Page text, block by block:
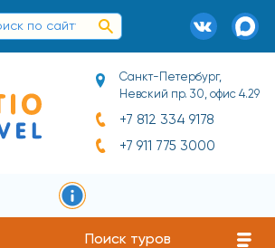
Санкт-Петербург,
Невский пр. 30, офис 4.29
+7 812 334 9178
+7 911 775 3000
Поиск туров